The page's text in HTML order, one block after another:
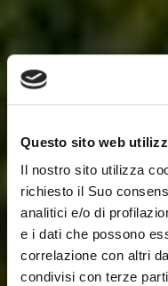
Questo sito web
Il nostro sito utilizza
richiesto il Suo
analitici e/o di
e i dati che possono
correlazione con altri
condivisi con terze